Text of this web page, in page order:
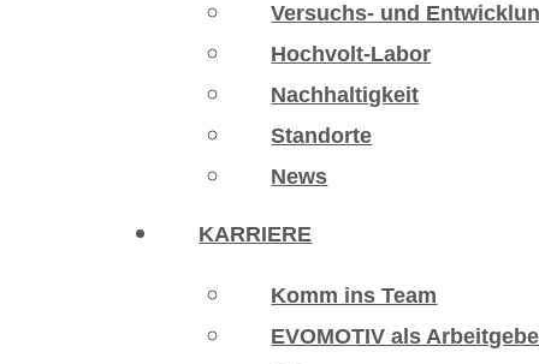
Versuchs- und
Hochvolt-Labor
Nachhaltigkeit
Standorte
News
KARRIERE
Komm ins Team
EVOMOTIV als